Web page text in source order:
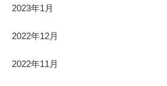
2023年1月
2022年12月
2022年11月